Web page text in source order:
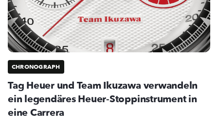
CHRONOGRAPH
Tag Heuer und Team Ikuzawa verwandeln
ein legendäres Heuer-Stoppinstrument in
eine Carrera